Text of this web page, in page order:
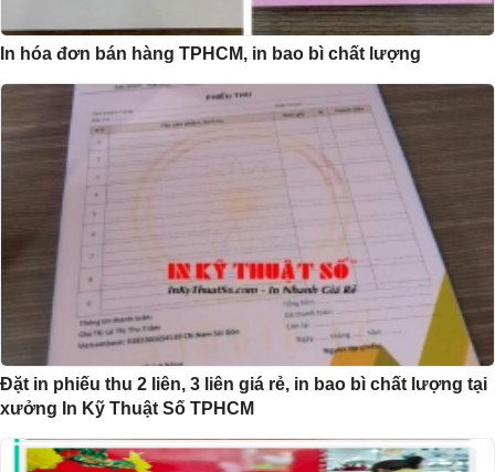
In hóa đơn bán hàng TPHCM, in bao bì chất lượng
Đặt in phiếu thu 2 liên, 3 liên giá rẻ, in bao bì chất lượng tại
xưởng In Kỹ Thuật Số TPHCM